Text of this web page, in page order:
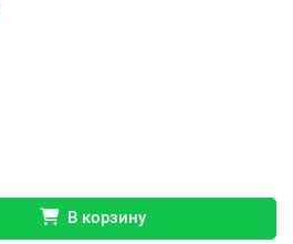
В корзину